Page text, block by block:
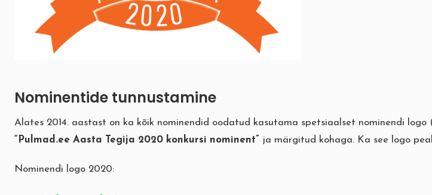
Nominentide tunnustamine
Alates 2014. aastast on ka kõik nominendid oodatud kasutama spetsiaalset nominendi
“Pulmad.ee Aasta Tegija 2020 konkursi nominent” ja märgitud kohaga. Ka see logo
Nominendi logo 2020: